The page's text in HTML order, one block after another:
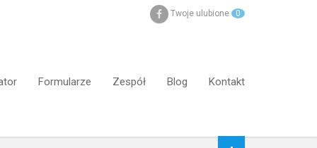
Twoje ulubione 0
Formularze Zespół Blog Kontakt